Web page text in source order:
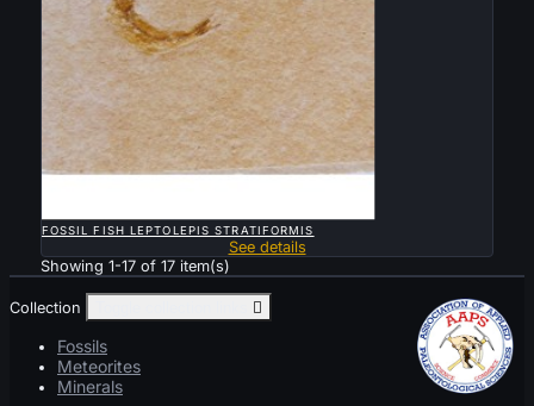
FOSSIL FISH LEPTOLEPIS STRATIFORMIS
See details
Showing 1-17 of 17 item(s)
Collection 
Fossils
Meteorites
Minerals